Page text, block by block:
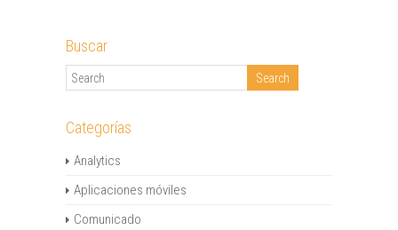
Buscar
Categorías
Analytics
Aplicaciones móviles
Comunicado